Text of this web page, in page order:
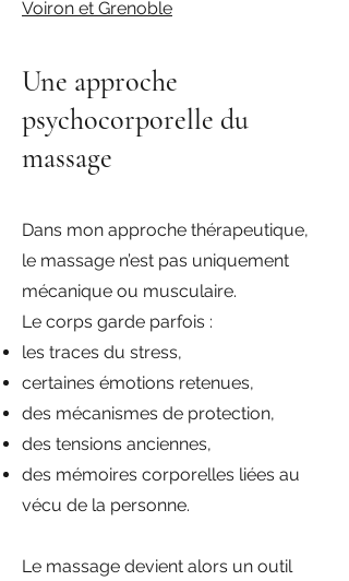
Voiron et Grenoble
Une approche
psychocorporelle du
massage
Dans mon approche thérapeutique,
le massage n’est pas uniquement
mécanique ou musculaire.
Le corps garde parfois :
les traces du stress,
certaines émotions retenues,
des mécanismes de protection,
des tensions anciennes,
des mémoires corporelles liées au
vécu de la personne.
Le massage devient alors un outil